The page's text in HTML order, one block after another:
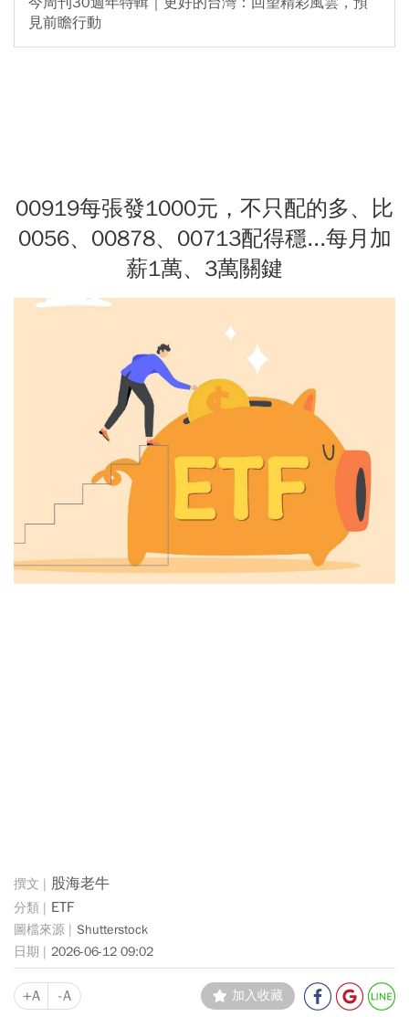
見前瞻行動
00919每張發1000元，不只配的多、比
0056、00878、00713配得穩...每月加
薪1萬、3萬關鍵
股海老牛
ETF
Shutterstock
2026-06-12 09:02
+A -A 加入收藏